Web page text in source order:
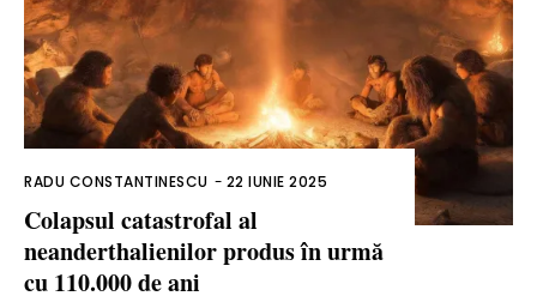
RADU CONSTANTINESCU - 22 IUNIE 2025
Colapsul catastrofal al
neanderthalienilor produs în urmă
cu 110.000 de ani